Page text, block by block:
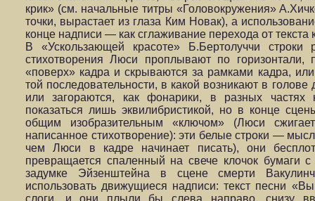
крик» (см. начальные титры «Головокружения»
точки, вырастает из глаза Ким Новак), а
конце надписи — как сглаживание перехода от текста
В «Ускользающей красоте» Б.Бертолуччи
стихотворения Люси проплывают по горизонтали,
«поверх» кадра и скрываются за рамками кадра,
той последовательности, в какой возникают в
или загораются, как фонарики, в разных частях
показаться лишь эквилибристикой, но в конце
общим изобразительным «ключом» (Люси
написанное стихотворение): эти белые строки —
чем Люси в кадре начинает писать), они
превращается спаленный на свече клочок бумаги
задумке Эйзенштейна в сцене смерти
использовать движущиеся надписи: текст песни
слоги, и они плыли бы слева направо, снизу